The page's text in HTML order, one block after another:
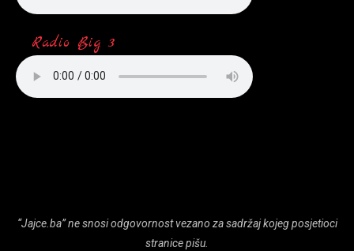
Radio Big 3
“Jajce.ba” ne snosi odgovornost vezano za sadržaj kojeg posjetioci
stranice pišu.